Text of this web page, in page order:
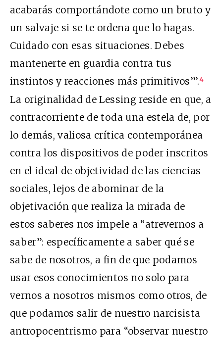
acabarás comportándote como un bruto y
un salvaje si se te ordena que lo hagas.
Cuidado con esas situaciones. Debes
mantenerte en guardia contra tus
instintos y reacciones más primitivos’”.4
La originalidad de Lessing reside en que, a
contracorriente de toda una estela de, por
lo demás, valiosa crítica contemporánea
contra los dispositivos de poder inscritos
en el ideal de objetividad de las ciencias
sociales, lejos de abominar de la
objetivación que realiza la mirada de
estos saberes nos impele a “atrevernos a
saber”: específicamente a saber qué se
sabe de nosotros, a fin de que podamos
usar esos conocimientos no solo para
vernos a nosotros mismos como otros, de
que podamos salir de nuestro narcisista
antropocentrismo para “observar nuestro